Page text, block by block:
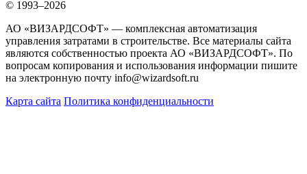
© 1993–2026
АО «ВИЗАРДСОФТ» — комплексная автоматизация
управления затратами в строительстве. Все материалы сайта
являются собственностью проекта АО «ВИЗАРДСОФТ». По
вопросам копирования и использования информации пишите
на электронную почту info@wizardsoft.ru
Карта сайта Политика конфиденциальности